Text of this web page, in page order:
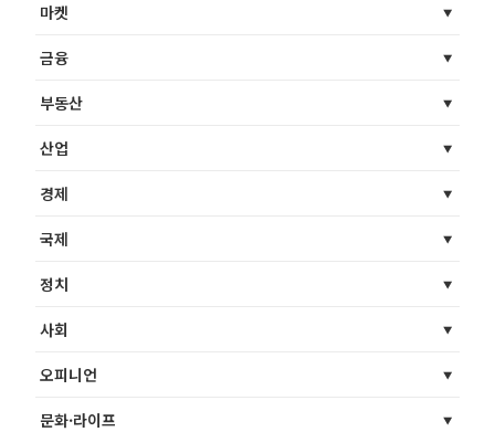
마켓
금융
부동산
산업
경제
국제
정치
사회
오피니언
문화·라이프